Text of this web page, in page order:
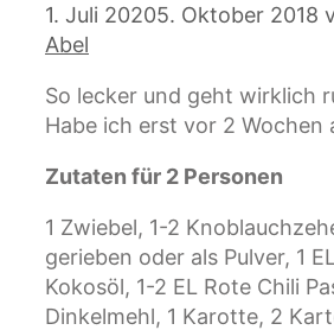
1. Juli 20205. Oktober 2018
Abel
So lecker und geht wirklich
Habe ich erst vor 2 Wochen
Zutaten für 2 Personen
1 Zwiebel, 1-2
gerieben oder als Pulver, 1
Kokosöl, 1-2 EL Rote Chili
Dinkelmehl, 1 Karotte, 2